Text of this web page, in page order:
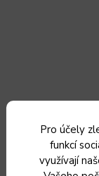
Pro účely
funkcí
využívají